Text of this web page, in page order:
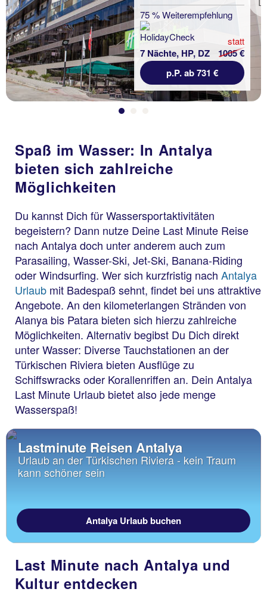
Previous 75 % Weiterempfehlung
7 Nächte, HP, DZ
statt
1005 €
p.P. ab 731 €
Spaß im Wasser: In Antalya
bieten sich zahlreiche
Möglichkeiten
Du kannst Dich für Wassersportaktivitäten
begeistern? Dann nutze Deine Last Minute Reise
nach Antalya doch unter anderem auch zum
Parasailing, Wasser-Ski, Jet-Ski, Banana-Riding
oder Windsurfing. Wer sich kurzfristig nach Antalya
Urlaub mit Badespaß sehnt, findet bei uns attraktive
Angebote. An den kilometerlangen Stränden von
Alanya bis Patara bieten sich hierzu zahlreiche
Möglichkeiten. Alternativ begibst Du Dich direkt
unter Wasser: Diverse Tauchstationen an der
Türkischen Riviera bieten Ausflüge zu
Schiffswracks oder Korallenriffen an. Dein Antalya
Last Minute Urlaub bietet also jede menge
Wasserspaß!
Lastminute Reisen Antalya
Urlaub an der Türkischen Riviera - kein Traum
kann schöner sein
Antalya Urlaub buchen
Last Minute nach Antalya und
Kultur entdecken